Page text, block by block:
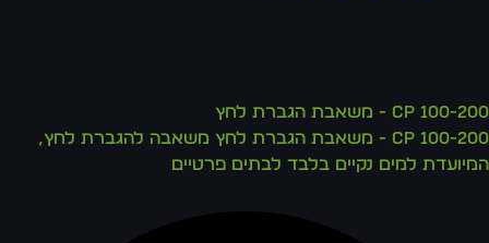
CP 100-200 - משאבת הגברת לחץ
CP 100-200 - משאבת הגברת לחץ משאבה להגברת לחץ,
המיועדת למים נקיים בלבד לבתים פרטיים